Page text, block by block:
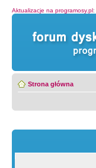
Aktualizacje na programosy.pl:
Strona główna